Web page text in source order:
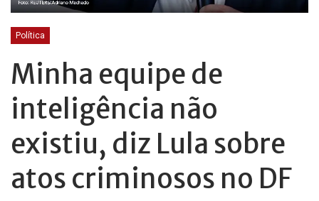
Política
Minha equipe de
inteligência não
existiu, diz Lula sobre
atos criminosos no DF